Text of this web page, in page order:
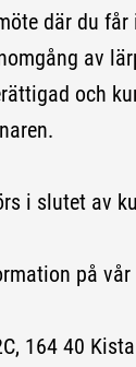
där du
av
och
i slutet av
på vår
164 40 Kista